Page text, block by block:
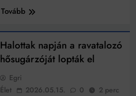
Tovább
Halottak napján a ravatalozó
hősugárzóját lopták el
Egri
Élet
2026.05.15. 0 2 perc